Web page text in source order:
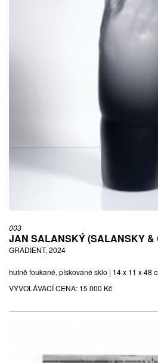
003
JAN SALANSKÝ (SALANSKY &
GRADIENT, 2024
hutně foukané, pískované sklo | 14 x 11 x 48
VYVOLÁVACÍ CENA: 15 000 Kč